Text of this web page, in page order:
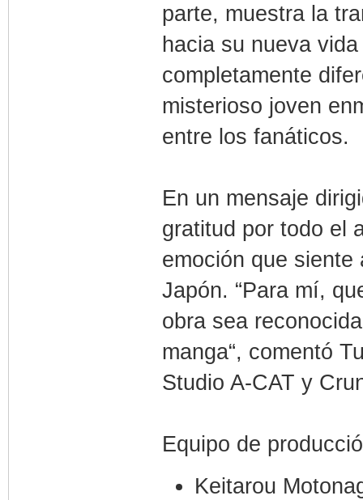
parte, muestra la
hacia su nueva
completamente
misterioso joven
entre los fanáticos.
En un mensaje
gratitud por todo el
emoción que
Japón. “Para mí,
obra sea
manga“, comentó
Studio A-CAT y
Equipo de
Keitarou